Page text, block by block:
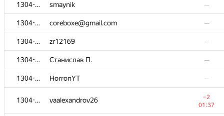
1304-5705 smaynik —
1304-5705 coreboxe@gmail.com —
1304-5705 zr12169 —
1304-5705 Станислав П. —
1304-5705 HorronYT —
1304-5705 vaalexandrov26
−2
01:37
1304-5705 kirylbehan —
1304-5705 IlyaOstt —
1304-5705 omgupta1905@gmail.com —
1304-5705 nurbubu.abduvalieva —
1304-5705 obzix.prog01@gmail.com —
Кирилл Поздоровкин —